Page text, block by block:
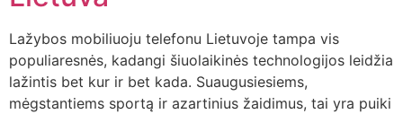
Lažybos mobiliuoju telefonu Lietuvoje tampa vis
populiaresnės, kadangi šiuolaikinės technologijos leidžia
lažintis bet kur ir bet kada. Suaugusiesiems,
mėgstantiems sportą ir azartinius žaidimus, tai yra puiki